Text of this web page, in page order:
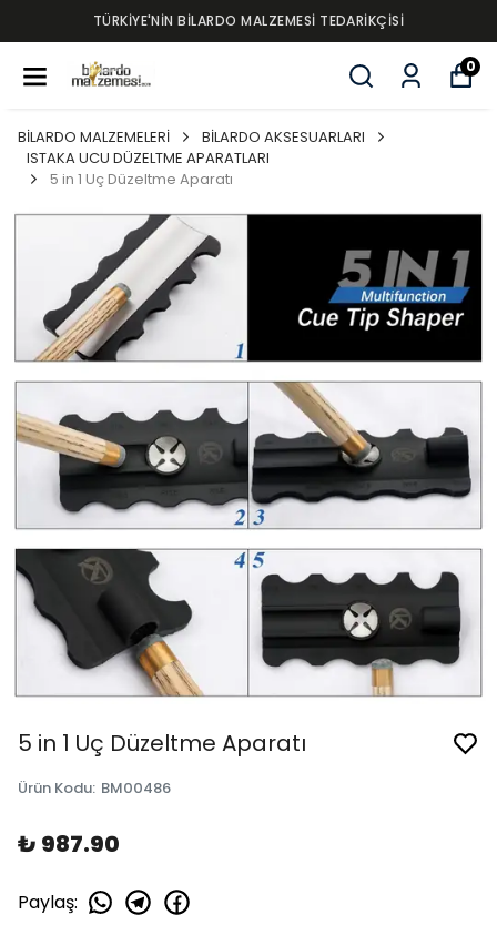
TÜRKİYE'NİN BİLARDO MALZEMESİ TEDARİKÇİSİ
0
BİLARDO MALZEMELERİ
BİLARDO AKSESUARLARI
ISTAKA UCU DÜZELTME APARATLARI
5 in 1 Uç Düzeltme Aparatı
5 in 1 Uç Düzeltme Aparatı
Ürün Kodu: BM00486
₺ 987.90
Paylaş: